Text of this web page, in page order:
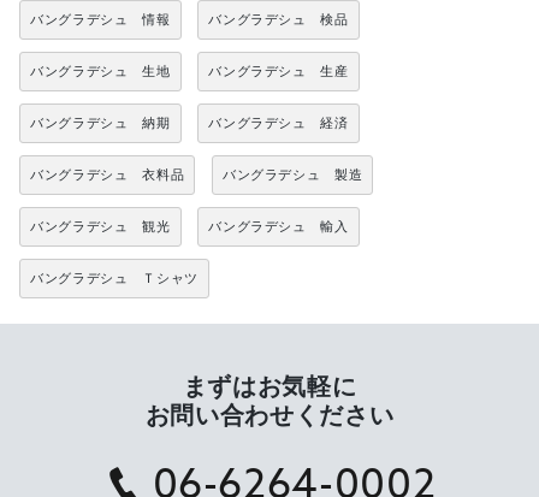
バングラデシュ 情報 バングラデシュ 検品
バングラデシュ 生地 バングラデシュ 生産
バングラデシュ 納期 バングラデシュ 経済
バングラデシュ 衣料品 バングラデシュ 製造
バングラデシュ 観光 バングラデシュ 輸入
バングラデシュ Ｔシャツ
まずはお気軽に
お問い合わせください